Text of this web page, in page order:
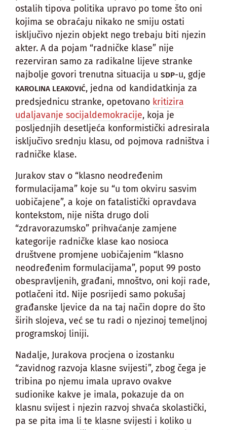
ostalih tipova politika upravo po tome što oni
kojima se obraćaju nikako ne smiju ostati
isključivo njezin objekt nego trebaju biti njezin
akter. A da pojam “radničke klase” nije
rezerviran samo za radikalne lijeve stranke
najbolje govori trenutna situacija u SDP-u, gdje
KAROLINA LEAKOVIĆ, jedna od kandidatkinja za
predsjednicu stranke, opetovano kritizira
udaljavanje socijaldemokracije, koja je
posljednjih desetljeća konformistički adresirala
isključivo srednju klasu, od pojmova radništva i
radničke klase.
Jurakov stav o “klasno neodređenim
formulacijama” koje su “u tom okviru sasvim
uobičajene”, a koje on fatalistički opravdava
kontekstom, nije ništa drugo doli
“zdravorazumsko” prihvaćanje zamjene
kategorije radničke klase kao nosioca
društvene promjene uobičajenim “klasno
neodređenim formulacijama”, poput 99 posto
obespravljenih, građani, mnoštvo, oni koji rade,
potlačeni itd. Nije posrijedi samo pokušaj
građanske ljevice da na taj način dopre do što
širih slojeva, već se tu radi o njezinoj temeljnoj
programskoj liniji.
Nadalje, Jurakova procjena o izostanku
“zavidnog razvoja klasne svijesti”, zbog čega je
tribina po njemu imala upravo ovakve
sudionike kakve je imala, pokazuje da on
klasnu svijest i njezin razvoj shvaća skolastički,
pa se pita ima li te klasne svijesti i koliko u